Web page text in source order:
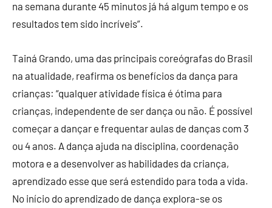
na semana durante 45 minutos já há algum tempo e os
resultados tem sido incríveis”.
Tainá Grando, uma das principais coreógrafas do Brasil
na atualidade, reafirma os benefícios da dança para
crianças: “qualquer atividade física é ótima para
crianças, independente de ser dança ou não. É possível
começar a dançar e frequentar aulas de danças com 3
ou 4 anos. A dança ajuda na disciplina, coordenação
motora e a desenvolver as habilidades da criança,
aprendizado esse que será estendido para toda a vida.
No início do aprendizado de dança explora-se os